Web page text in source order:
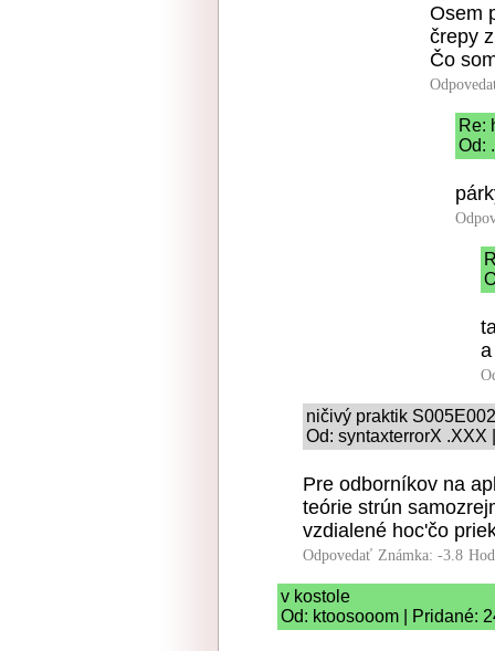
Osem
črepy
Čo
Re:
Od:
ničivý praktik
Od: syntaxterrorX .XXX
Pre odborníkov na
teórie strún
vzdialené hoc'čo
Odpovedať Známka: -3.8
v kostole
Od: ktoosooom | Pridané: